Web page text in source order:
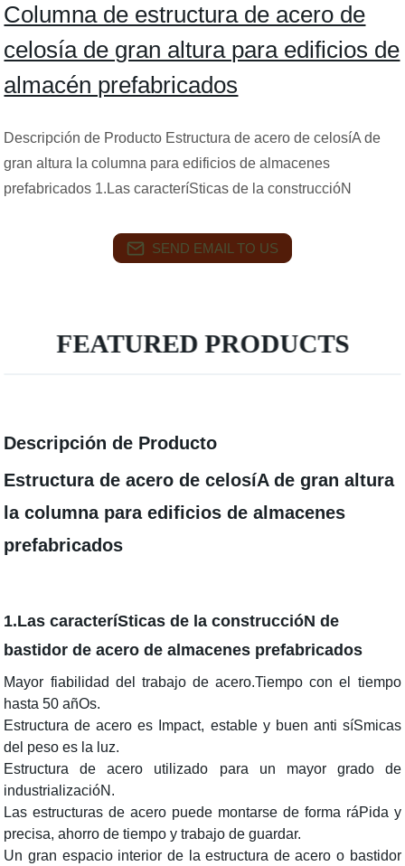
Columna de estructura de acero de
celosía de gran altura para edificios de
almacén prefabricados
Descripción de Producto Estructura de acero de celosíA de
gran altura la columna para edificios de almacenes
prefabricados 1.Las caracteríSticas de la construccióN
SEND EMAIL TO US
FEATURED PRODUCTS
Descripción de Producto
Estructura de acero de celosíA de gran altura
la columna para edificios de almacenes
prefabricados
1.Las caracteríSticas de la construccióN de
bastidor de acero de almacenes prefabricados
Mayor fiabilidad del trabajo de acero.Tiempo con el tiempo
hasta 50 añOs.
Estructura de acero es Impact, estable y buen anti síSmicas
del peso es la luz.
Estructura de acero utilizado para un mayor grado de
industrializacióN.
Las estructuras de acero puede montarse de forma ráPida y
precisa, ahorro de tiempo y trabajo de guardar.
Un gran espacio interior de la estructura de acero o bastidor